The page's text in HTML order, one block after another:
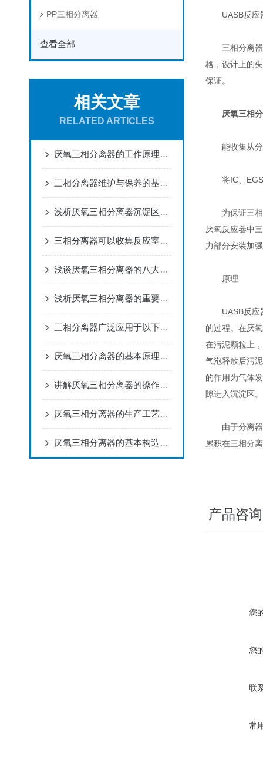
PP三相分离器
查看全部
相关文章
RELATED ARTICLES
厌氧三相分离器的工作原理介绍
三相分离器维护与保养的基本要求
浅析厌氧三相分离器沉淀区的设计要求
三相分离器可以收集反应室产生的沼气，使分离器内的悬浮物有效沉降。
浅谈厌氧三相分离器的八大特点
浅析厌氧三相分离器的重要作用
三相分离器广泛应用于以下领域
厌氧三相分离器的基本原理及优势说明
讲解厌氧三相分离器的操作技巧
厌氧三相分离器的生产工艺介绍
厌氧三相分离器的基本构造主要由以下几个方面
UASB反应器
三相分离器
格，设计上的
保证。
厌氧三相
能收集从分
将IC、EGSB
为保证三相
厌氧反应器中
力部分安装加
原理
UASB反应器
的过程。在厌
在污泥颗粒上
气泡释放后污
的作用为气体
隙进入沉淀区。
由于分离器
累积在三相分
产品咨询
您
您
联
常